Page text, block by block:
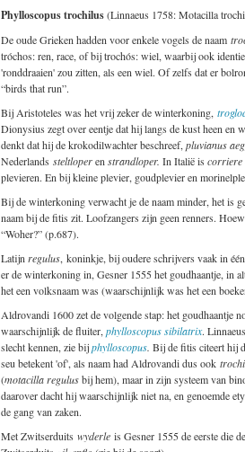
Phylloscopus trochilus(Linnaeus 1758: Motacilla
De oude Grieken hadden voor enkele vogels de naam
tróchos: ren, race, of bij trochós: wiel, waarbij ook
'ronddraaien' zou zitten, als een wiel. Of zelfs dat er
“birds that run”.
Bij Aristoteles was het vrij zeker de winterkoning,
Dionysius zegt over eentje dat hij langs de kust heen en
denkt dat hij de krokodilwachter beschreef, pluvianus
Nederlands steltloperen strandloper. In Italië is corriere
plevieren. En bij kleine plevier, goudplevier en
Bij de winterkoning verwacht je de naam minder, het is
naam bij de fitis zit. Loofzangers zijn geen renners.
“Woher?” (p.687).
Latijn regulus, koninkje, bij oudere schrijvers vaak in
er de winterkoning in, Gesner 1555 het goudhaantje, in
het een volksnaam was (waarschijnlijk was het een
Aldrovandi 1600 zet de volgende stap: het goudhaantje
waarschijnlijk de fluiter, phylloscopus sibilatrix.
slecht kennen, zie bijphylloscopus. Bij de fitis citeert hij
seu betekent 'of', als naam had Aldrovandi dus ook
(motacilla regulusbij hem), maar in zijn systeem van
daarover dacht hij waarschijnlijk niet na, en genoemde
de gang van zaken.
Met Zwitserduits wyderle is Gesner 1555 de eerste die